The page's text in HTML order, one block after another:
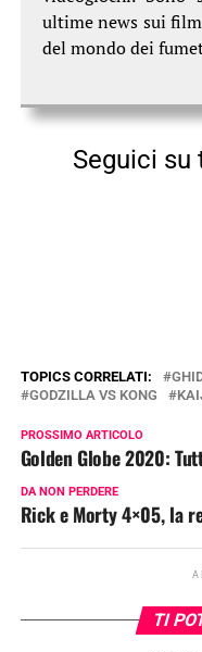
ultime news sui
del mondo dei
Seguici
TOPICS CORRELATI:
GODZILLA VS KONG
PROSSIMO ARTICOLO
Golden Globe 2020:
DA NON PERDERE
Rick e Morty 4×05, la
TI